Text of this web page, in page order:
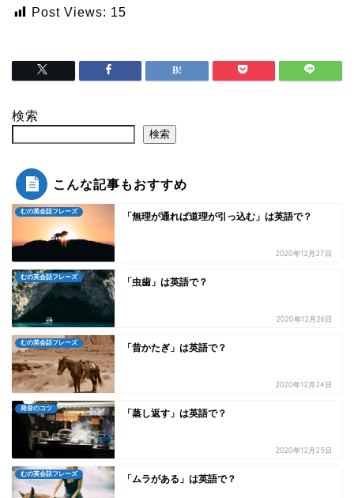
Post Views: 15
検索
検索
こんな記事もおすすめ
むの英会話フレーズ 「無理が通れば道理が引っ込む」は英語で？
2020年12月27日
むの英会話フレーズ 「虫歯」は英語で？
2020年12月26日
むの英会話フレーズ 「昔かたぎ」は英語で？
2020年12月24日
発音のコツ 「蒸し返す」は英語で？
2020年12月25日
むの英会話フレーズ 「ムラがある」は英語で？